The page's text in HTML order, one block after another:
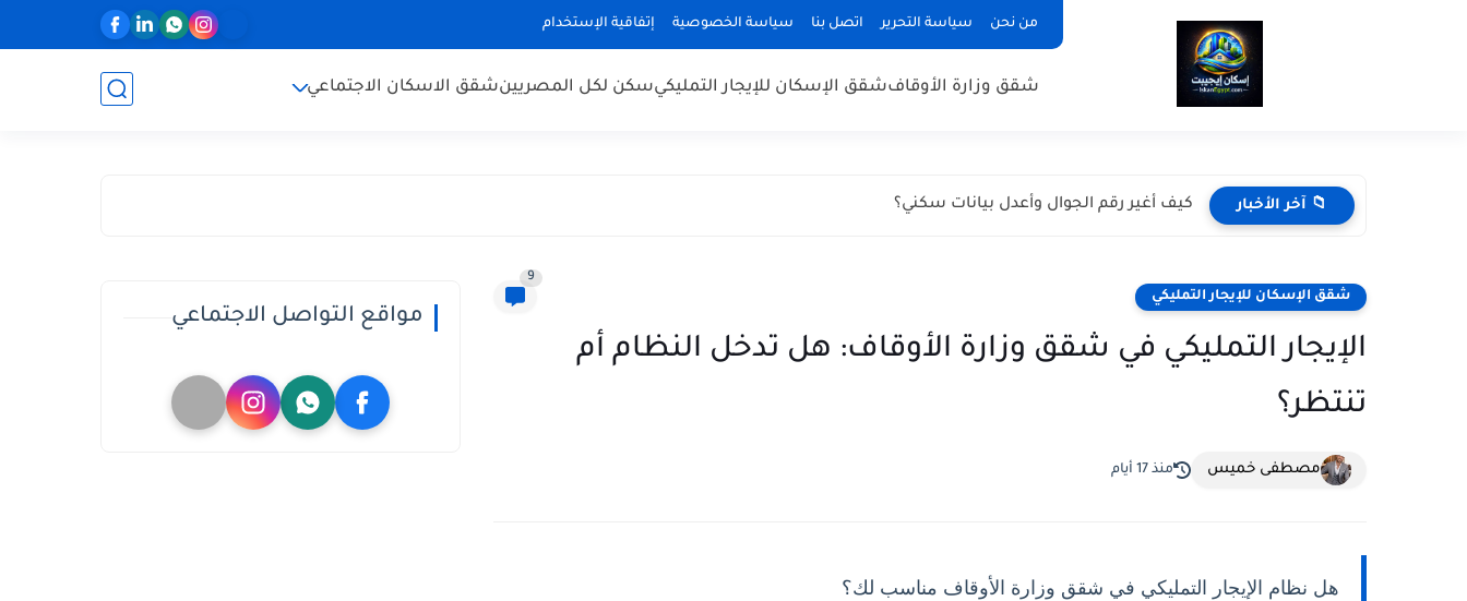
من نحن سياسة التحرير اتصل بنا سياسة الخصوصية إتفاقية الإستخدام
شقق وزارة الأوقافشقق الإسكان للإيجار التمليكيسكن لكل المصريينشقق الاسكان الاجتماعي
📁 آخر الأخبار كيف أغير رقم الجوال وأعدل بيانات سكني؟
شقق الإسكان للإيجار التمليكي
9
الإيجار التمليكي في شقق وزارة الأوقاف: هل تدخل النظام أم
تنتظر؟
مصطفى خميس منذ 17 أيام
هل نظام الإيجار التمليكي في شقق وزارة الأوقاف مناسب لك؟
مواقع التواصل الاجتماعي